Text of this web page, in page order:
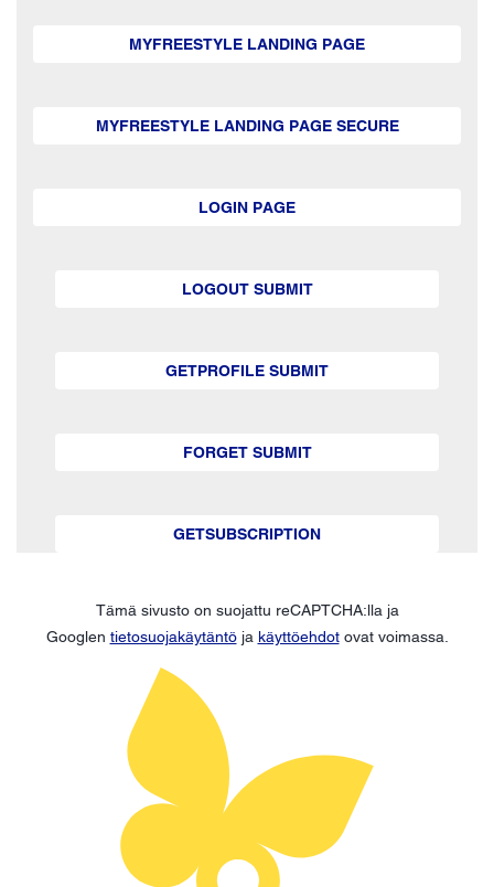
MYFREESTYLE LANDING PAGE
MYFREESTYLE LANDING PAGE SECURE
LOGIN PAGE
LOGOUT SUBMIT
GETPROFILE SUBMIT
FORGET SUBMIT
GETSUBSCRIPTION
Tämä sivusto on suojattu reCAPTCHA:lla ja
Googlen tietosuojakäytäntöja käyttöehdotovat voimassa.